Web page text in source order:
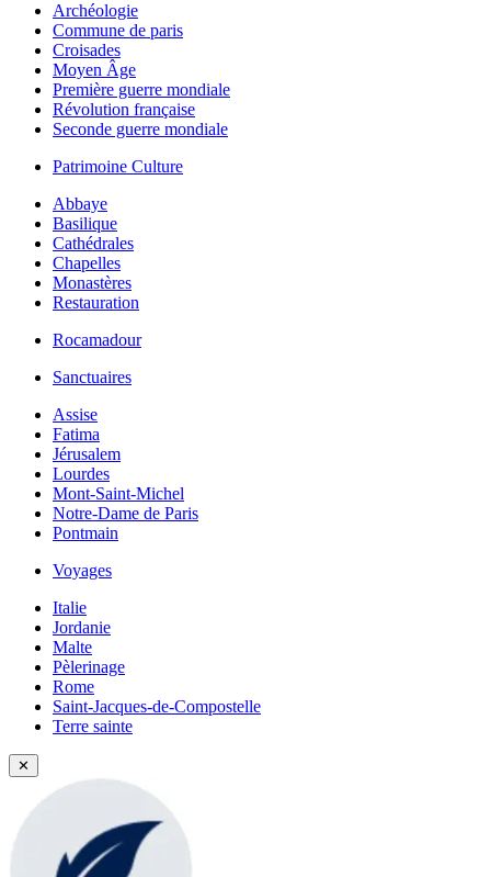
Archéologie
Commune de paris
Croisades
Moyen Âge
Première guerre mondiale
Révolution française
Seconde guerre mondiale
Patrimoine Culture
Abbaye
Basilique
Cathédrales
Chapelles
Monastères
Restauration
Rocamadour
Sanctuaires
Assise
Fatima
Jérusalem
Lourdes
Mont-Saint-Michel
Notre-Dame de Paris
Pontmain
Voyages
Italie
Jordanie
Malte
Pèlerinage
Rome
Saint-Jacques-de-Compostelle
Terre sainte
✕